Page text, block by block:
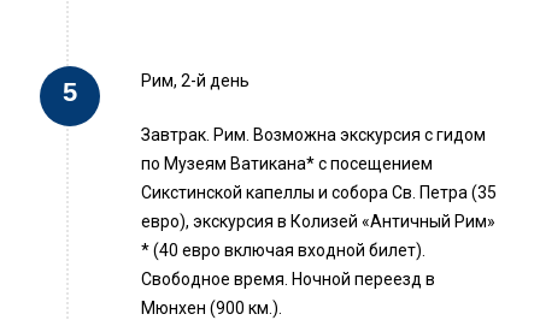
Рим, 2-й день
Завтрак. Рим. Возможна экскурсия с гидом
по Музеям Ватикана* с посещением
Сикстинской капеллы и собора Св. Петра (35
евро), экскурсия в Колизей «Античный Рим»
* (40 евро включая входной билет).
Свободное время. Ночной переезд в
Мюнхен (900 км.).